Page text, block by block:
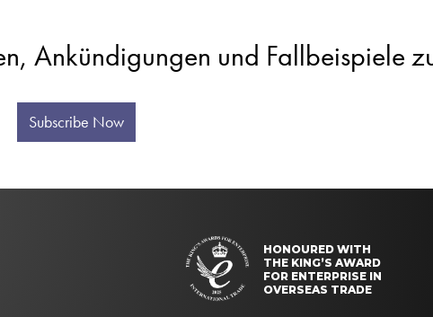
Ankündigungen und Fallbeispiele
Subscribe Now
HONOURED WITH
THE KING’S AWARD
FOR ENTERPRISE IN
OVERSEAS TRADE